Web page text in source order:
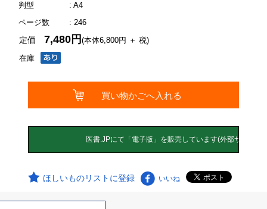
判型
: A4
ページ数
: 246
在庫
定価7,480円(本体6,800円 ＋ 税)
ほしいものリストに登録 いいね